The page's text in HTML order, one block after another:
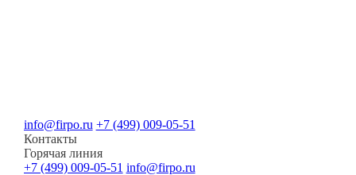
info@firpo.ru +7 (499) 009-05-51
Контакты
Горячая линия
+7 (499) 009-05-51 info@firpo.ru